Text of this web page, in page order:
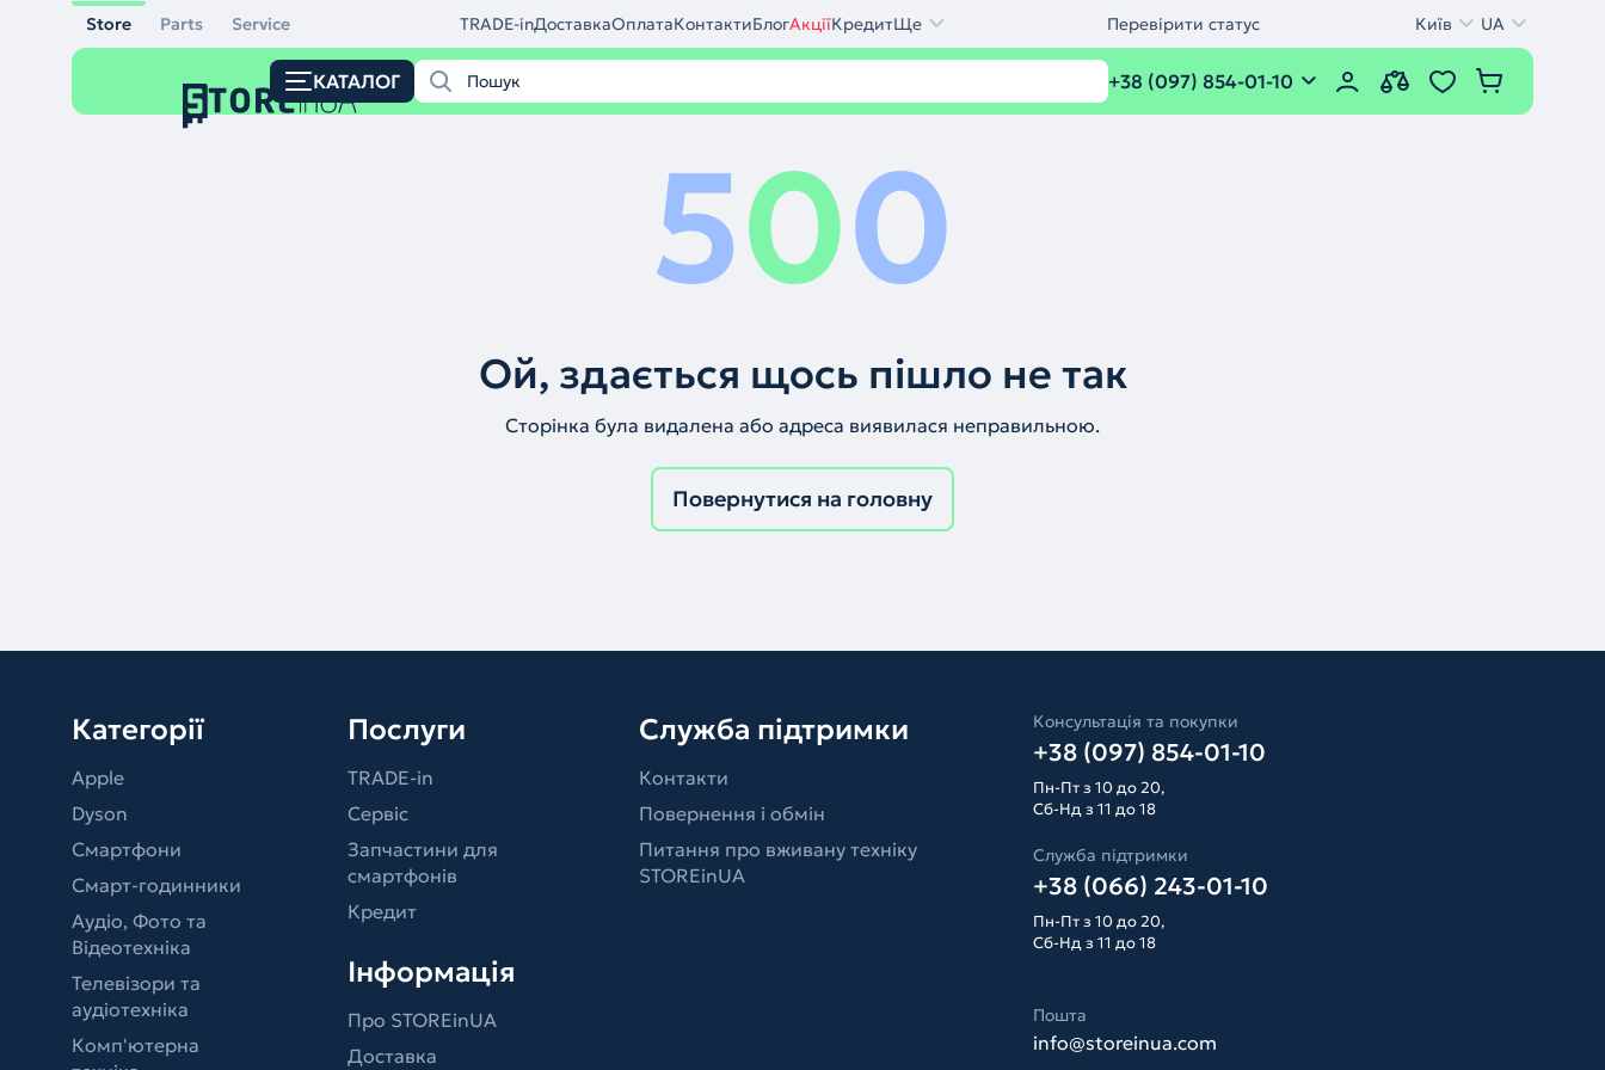
Store Parts Service TRADE-inДоставкаОплатаКонтактиБлогАкціїКредитЩе Перевірити статус Київ UA
КАТАЛОГ +38 (097) 854-01-10
500
Ой, здається щось пішло не так
Сторінка була видалена або адреса виявилася неправильною.
Повернутися на головну
Категорії
Apple
Dyson
Смартфони
Смарт-годинники
Аудіо, Фото та
Відеотехніка
Телевізори та
аудіотехніка
Комп'ютерна
Послуги
TRADE-in
Сервіс
Запчастини для
смартфонів
Кредит
Інформація
Про STOREinUA
Доставка
Служба підтримки
Контакти
Повернення і обмін
Питання про вживану техніку
STOREinUA
Консультація та покупки
+38 (097) 854-01-10
Пн-Пт з 10 до 20,
Сб-Нд з 11 до 18
Служба підтримки
+38 (066) 243-01-10
Пн-Пт з 10 до 20,
Сб-Нд з 11 до 18
Пошта
info@storeinua.com